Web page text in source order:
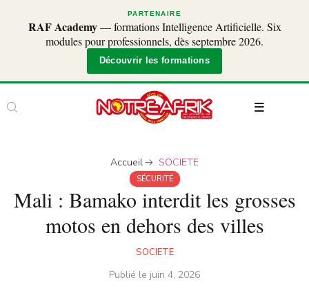
PARTENAIRE
RAF Academy— formations Intelligence Artificielle. Six
modules pour professionnels, dès septembre 2026.
Découvrir les formations
Accueil SOCIETE
SÉCURITÉ
Mali : Bamako interdit les grosses
motos en dehors des villes
SOCIETE
Publié le juin 4, 2026